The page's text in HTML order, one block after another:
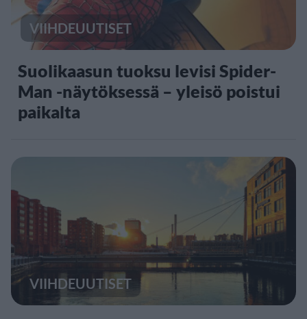
VIIHDEUUTISET
Suolikaasun tuoksu levisi Spider-
Man -näytöksessä – yleisö poistui
paikalta
VIIHDEUUTISET